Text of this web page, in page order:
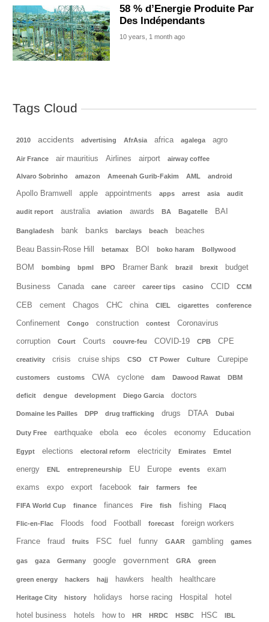
58 % d’Energie Produite Par
Des Indépendants
10 years, 1 month ago
Tags Cloud
2010 accidents advertising AfrAsia africa agalega agro
Air France air mauritius Airlines airport airway coffee
Alvaro Sobrinho amazon Ameenah Gurib-Fakim AML android
Apollo Bramwell apple appointments apps arrest asia audit
audit report australia aviation awards BA Bagatelle BAI
Bangladesh bank banks barclays beach beaches
Beau Bassin-Rose Hill betamax BOI boko haram Bollywood
BOM bombing bpml BPO Bramer Bank brazil brexit budget
Business Canada cane career career tips casino CCID CCM
CEB cement Chagos CHC china CIEL cigarettes conference
Confinement Congo construction contest Coronavirus
corruption Court Courts couvre-feu COVID-19 CPB CPE
creativity crisis cruise ships CSO CT Power Culture Curepipe
customers customs CWA cyclone dam Dawood Rawat DBM
deficit dengue development Diego Garcia doctors
Domaine les Pailles DPP drug trafficking drugs DTAA Dubai
Duty Free earthquake ebola eco écoles economy Education
Egypt elections electoral reform electricity Emirates Emtel
energy ENL entrepreneurship EU Europe events exam
exams expo export facebook fair farmers fee
FIFA World Cup finance finances Fire fish fishing Flacq
Flic-en-Flac Floods food Football forecast foreign workers
France fraud fruits FSC fuel funny GAAR gambling games
gas gaza Germany google government GRA green
green energy hackers hajj hawkers health healthcare
Heritage City history holidays horse racing Hospital hotel
hotel business hotels how to HR HRDC HSBC HSC IBL